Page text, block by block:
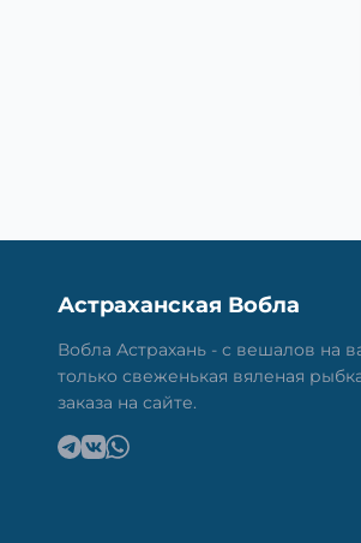
Астраханская Вобла
Вобла Астрахань - с вешалов на
только свеженькая вяленая
заказа на сайте.